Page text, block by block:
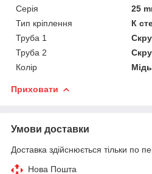
Серія
25
Тип кріплення
К
Труба 1
Труба 2
Колір
Мідь
Приховати
Умови доставки
Доставка здійснюється тільки по
Нова Пошта